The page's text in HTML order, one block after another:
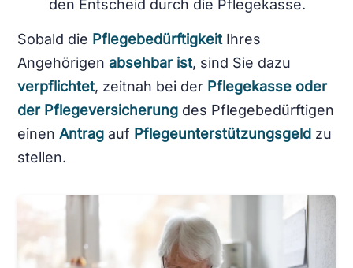
den Entscheid durch die Pflegekasse.
Sobald die PflegebedürftigkeitIhres
Angehörigenabsehbar ist, sind Sie dazu
verpflichtet, zeitnah bei der Pflegekasse oder
der Pflegeversicherung des Pflegebedürftigen
einenAntrag auf Pflegeunterstützungsgeld zu
stellen.